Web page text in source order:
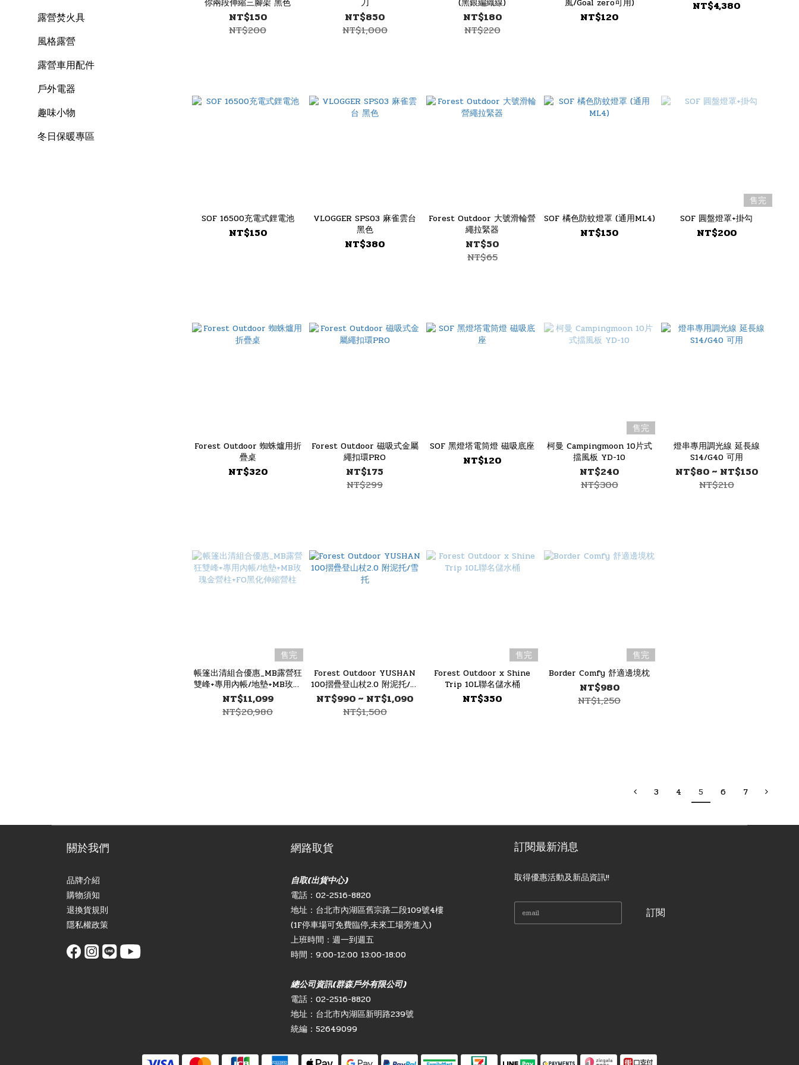
露營焚火具
風格露營
露營車用配件
戶外電器
趣味小物
冬日保暖專區
你兩段伸縮三腳架 黑色
NT$150
NT$200
刀
NT$850
NT$1,000
(黑銀編織線)
NT$180
NT$220
風/Goal zero可用)
NT$120
NT$4,380
SOF 16500充電式鋰電池
NT$150
VLOGGER SPS03 麻雀雲台
黑色
NT$380
Forest Outdoor 大號滑輪營
繩拉緊器
NT$50
NT$65
SOF 橘色防蚊燈罩 (通用ML4)
NT$150
售完
SOF 圓盤燈罩+掛勾
NT$200
Forest Outdoor 蜘蛛爐用折
疊桌
NT$320
Forest Outdoor 磁吸式金屬
繩扣環PRO
NT$175
NT$299
SOF 黑燈塔電筒燈 磁吸底座
NT$120
售完
柯曼 Campingmoon 10片式
擋風板 YD-10
NT$240
NT$300
燈串專用調光線 延長線
S14/G40 可用
NT$80 ~ NT$150
NT$210
售完
帳篷出清組合優惠_MB露營狂
雙峰+專用內帳/地墊+MB玫瑰
金營柱+FO黑化伸縮營柱
NT$11,099
NT$20,980
Forest Outdoor YUSHAN
100摺疊登山杖2.0 附泥托/雪
托
NT$990 ~ NT$1,090
NT$1,500
售完
Forest Outdoor x Shine
Trip 10L聯名儲水桶
NT$350
售完
Border Comfy 舒適邊境枕
NT$980
NT$1,250
3 4 5 6 7
關於我們
品牌介紹
購物須知
退換貨規則
隱私權政策
網路取貨
自取(出貨中心)
電話：02-2516-8820
地址：台北市內湖區舊宗路二段109號4樓
(1F停車場可免費臨停,未來工場旁進入)
上班時間：週一到週五
時間：9:00-12:00 13:00-18:00
總公司資訊(群森戶外有限公司)
電話：02-2516-8820
地址：台北市內湖區新明路239號
統編：52649099
訂閱最新消息
取得優惠活動及新品資訊!!
訂閱